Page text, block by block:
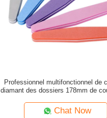
Professionnel multifonctionnel de
diamant des dossiers 178mm de
Chat Now